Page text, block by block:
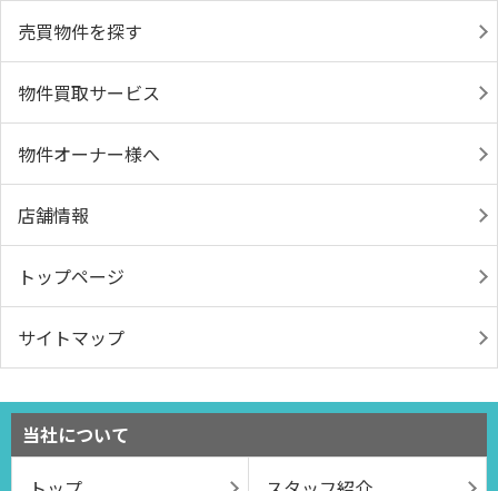
売買物件を探す
物件買取サービス
物件オーナー様へ
店舗情報
トップページ
サイトマップ
当社について